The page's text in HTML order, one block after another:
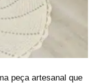
peça artesanal que